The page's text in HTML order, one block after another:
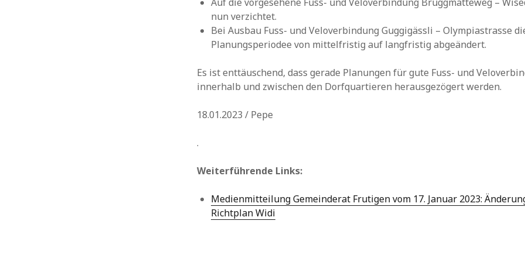
nun verzichtet.
Bei Ausbau Fuss- und Veloverbindung Guggigässli – Olympiastrasse
Planungsperiodee von mittelfristig auf langfristig abgeändert.
Es ist enttäuschend, dass gerade Planungen für gute Fuss- und
innerhalb und zwischen den Dorfquartieren herausgezögert werden.
18.01.2023 / Pepe
.
Weiterführende Links:
Medienmitteilung Gemeinderat Frutigen vom 17. Januar 2023:
Richtplan Widi